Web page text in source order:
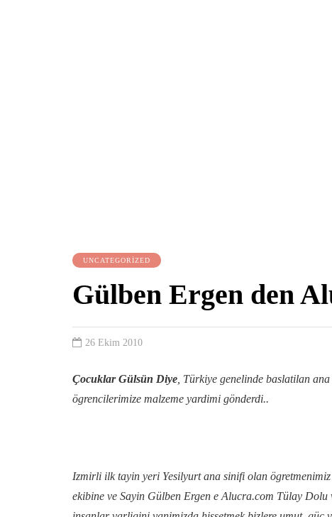
UNCATEGORIZED
Gülben Ergen den
26 Ekim 2010
Çocuklar Gülsün Diye , Türkiye genelinde baslatilan
ögrencilerimize malzeme yardimi gönderdi..
Izmirli ilk tayin yeri Yesilyurt ana sinifi olan
ekibine ve Sayin Gülben Ergen e Alucra.com Tülay